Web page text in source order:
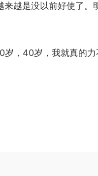
越是没以前好使了。
，40岁，我就真的力